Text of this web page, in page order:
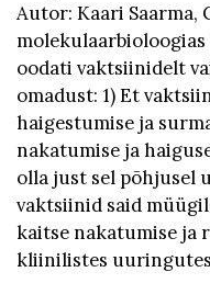
Autor: Kaari Saarma,
molekulaarbioloogias
oodati vaktsiinidelt
omadust: 1) Et
haigestumise ja
nakatumise ja
olla just sel põhjusel
vaktsiinid said
kaitse nakatumise ja
kliinilistes